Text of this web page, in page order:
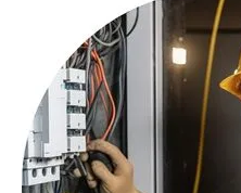
Projetos elétricos para
construções
Serviço rápido, seguro
Não arrisque sua
equipamentos de qualidade
técnicas para garantir um